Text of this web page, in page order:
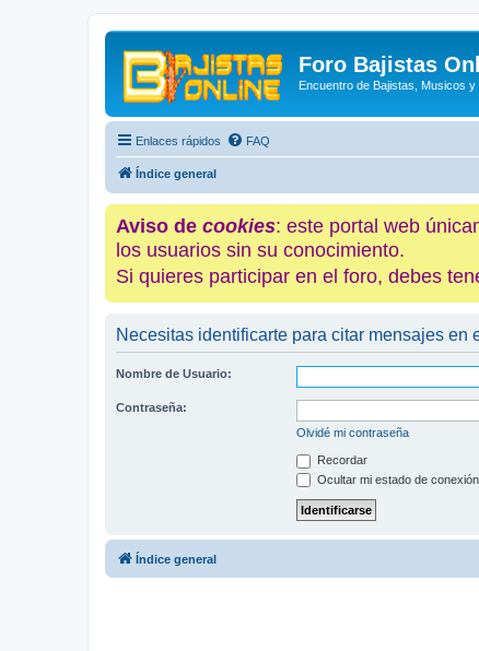
Foro Bajistas
Encuentro de Bajistas, Musicos y
Enlaces rápidos FAQ
Índice general
Aviso de cookies: este portal web
los usuarios sin su conocimiento.
Si quieres participar en el foro, debes
Necesitas identificarte para citar mensajes en
Nombre de Usuario:
Contraseña:
Olvidé mi contraseña
Recordar
Ocultar mi estado de
Índice general